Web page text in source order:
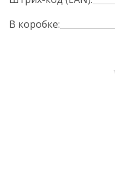
В коробке: